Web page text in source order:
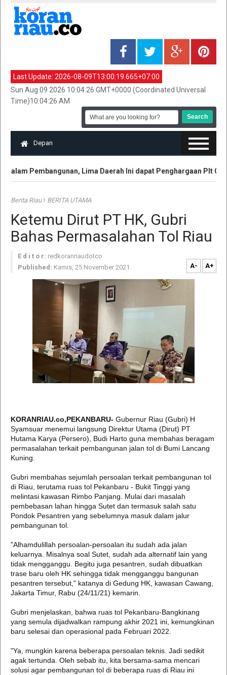
Last Update: 2026-08-09T13:00:19.665+07:00
Sun Aug 09 2026 10:04:26 GMT+0000 (Coordinated Universal
Time)10:04:26 AM
Depan
Pembangunan, Lima Daerah Ini dapat Penghargaan Plt Gubri
Berita Riau BERITA UTAMA
Ketemu Dirut PT HK, Gubri
Bahas Permasalahan Tol Riau
E d i t o r: redkoranriaudotco
Published: Kamis, 25 November 2021 A- A+
KORANRIAU.co,PEKANBARU- Gubernur Riau (Gubri) H
Syamsuar menemui langsung Direktur Utama (Dirut) PT
Hutama Karya (Persero), Budi Harto guna membahas beragam
permasalahan terkait pembangunan jalan tol di Bumi Lancang
Kuning.
Gubri membahas sejumlah persoalan terkait pembangunan tol
di Riau, terutama ruas tol Pekanbaru - Bukit Tinggi yang
melintasi kawasan Rimbo Panjang. Mulai dari masalah
pembebasan lahan hingga Sutet dan termasuk salah satu
Pondok Pesantren yang sebelumnya masuk dalam jalur
pembangunan tol.
"Alhamdulillah persoalan-persoalan itu sudah ada jalan
keluarnya. Misalnya soal Sutet, sudah ada alternatif lain yang
tidak mengganggu. Begitu juga pesantren, sudah dibuatkan
trase baru oleh HK sehingga tidak mengganggu bangunan
pesantren tersebut," katanya di Gedung HK, kawasan Cawang,
Jakarta Timur, Rabu (24/11/21) kemarin.
Gubri menjelaskan, bahwa ruas tol Pekanbaru-Bangkinang
yang semula dijadwalkan rampung akhir 2021 ini, kemungkinan
baru selesai dan operasional pada Februari 2022.
"Ya, mungkin karena beberapa persoalan teknis. Jadi sedikit
agak tertunda. Oleh sebab itu, kita bersama-sama mencari
solusi agar pembangunan tol di beberapa ruas di Riau ini